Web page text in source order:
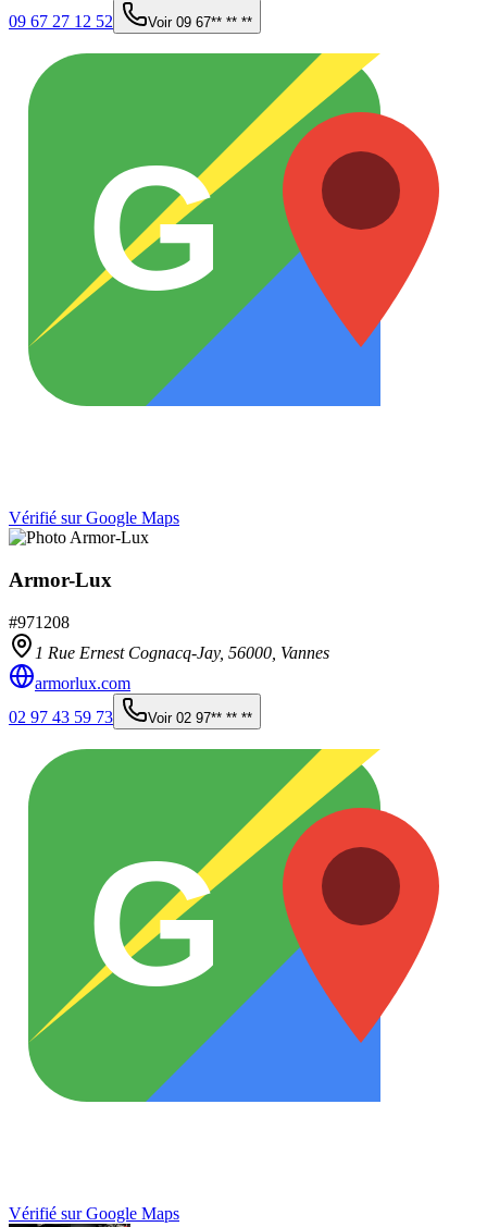
09 67 27 12 52
Voir 09 67** ** **
G
Vérifié sur Google Maps
Armor-Lux
#971208
1 Rue Ernest Cognacq-Jay, 56000 Vannes
armorlux.com
02 97 43 59 73
Voir 02 97** ** **
G
Vérifié sur Google Maps